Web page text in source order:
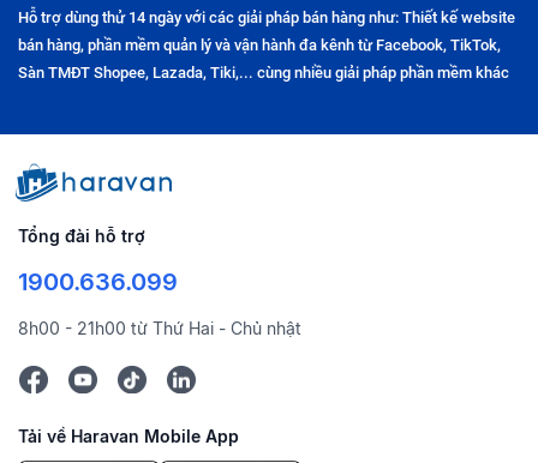
Hỗ trợ dùng thử 14 ngày với các giải pháp bán hàng như: Thiết kế website
bán hàng, phần mềm quản lý và vận hành đa kênh từ Facebook, TikTok,
Sàn TMĐT Shopee, Lazada, Tiki,... cùng nhiều giải pháp phần mềm khác
Tổng đài hỗ trợ
1900.636.099
8h00 - 21h00 từ Thứ Hai - Chủ nhật
Tải về Haravan Mobile App